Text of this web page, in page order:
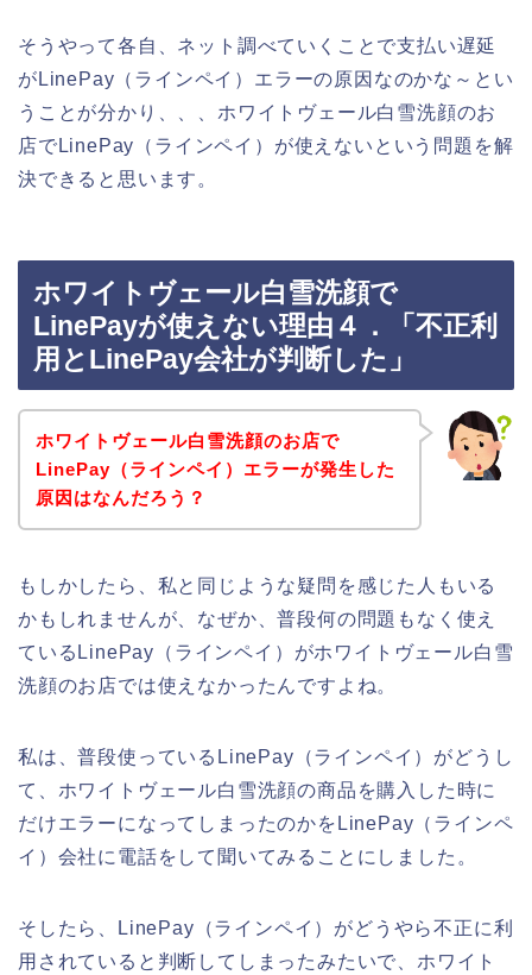
そうやって各自、ネット調べていくことで支払い遅延
がLinePay（ラインペイ）エラーの原因なのかな～とい
うことが分かり、、、ホワイトヴェール白雪洗顔のお
店でLinePay（ラインペイ）が使えないという問題を解
決できると思います。
ホワイトヴェール白雪洗顔で
LinePayが使えない理由４．「不正利
用とLinePay会社が判断した」
ホワイトヴェール白雪洗顔のお店で
LinePay（ラインペイ）エラーが発生した
原因はなんだろう？
もしかしたら、私と同じような疑問を感じた人もいる
かもしれませんが、なぜか、普段何の問題もなく使え
ているLinePay（ラインペイ）がホワイトヴェール白雪
洗顔のお店では使えなかったんですよね。
私は、普段使っているLinePay（ラインペイ）がどうし
て、ホワイトヴェール白雪洗顔の商品を購入した時に
だけエラーになってしまったのかをLinePay（ラインペ
イ）会社に電話をして聞いてみることにしました。
そしたら、LinePay（ラインペイ）がどうやら不正に利
用されていると判断してしまったみたいで、ホワイト